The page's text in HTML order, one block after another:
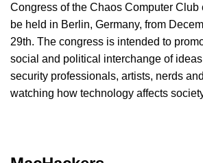
Congress of the Chaos Computer Club
be held in Berlin, Germany, from
29th. The congress is intended to
social and political interchange of
security professionals, artists, nerds
watching how technology affects